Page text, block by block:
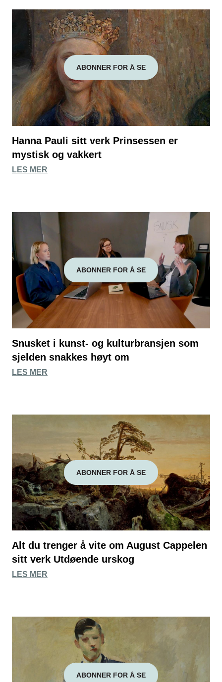
ABONNER FOR Å SE
Hanna Pauli sitt verk Prinsessen er
mystisk og vakkert
LES MER
ABONNER FOR Å SE
Snusket i kunst- og kulturbransjen som
sjelden snakkes høyt om
LES MER
ABONNER FOR Å SE
Alt du trenger å vite om August Cappelen
sitt verk Utdøende urskog
LES MER
ABONNER FOR Å SE